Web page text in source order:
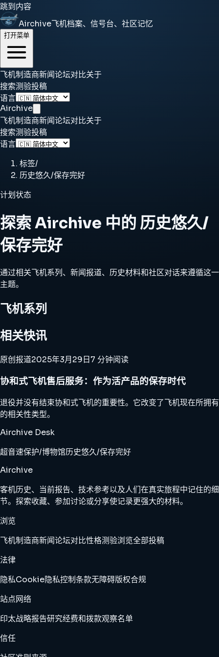
跳到内容
Airchive飞机档案、信号台、社区记忆
打开菜单
飞机制造商新闻论坛对比关于
搜索测验投稿
语言
Airchive
飞机制造商新闻论坛对比关于
搜索测验投稿
语言
标签/
历史悠久/保存完好
计划状态
探索 Airchive 中的 历史悠久/
保存完好
通过相关飞机系列、新闻报道、历史材料和社区对话来遵循这一
主题。
飞机系列
相关快讯
原创报道2025年3月29日7 分钟阅读
协和式飞机售后服务：作为活产品的保存时代
退役并没有结束协和式飞机的重要性。它改变了飞机现在所拥有
的相关性类型。
Airchive Desk
超音速保护/博物馆历史悠久/保存完好
Airchive
客机历史、当前报告、技术参考以及人们在真实旅程中记住的细
节。探索收藏、参加讨论或分享使记录更强大的材料。
浏览
飞机制造商新闻论坛对比性格测验浏览全部投稿
法律
隐私Cookie隐私控制条款无障碍版权合规
站点网络
印太战略报告研究经费和拨款观察名单
信任